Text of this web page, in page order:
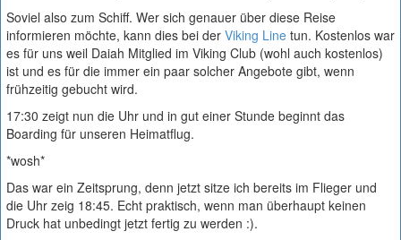
Soviel also zum Schiff. Wer sich genauer über diese Reise
informieren möchte, kann dies bei der Viking Line tun. Kostenlos war
es für uns weil Daiah Mitglied im Viking Club (wohl auch kostenlos)
ist und es für die immer ein paar solcher Angebote gibt, wenn
frühzeitig gebucht wird.
17:30 zeigt nun die Uhr und in gut einer Stunde beginnt das
Boarding für unseren Heimatflug.
*wosh*
Das war ein Zeitsprung, denn jetzt sitze ich bereits im Flieger und
die Uhr zeig 18:45. Echt praktisch, wenn man überhaupt keinen
Druck hat unbedingt jetzt fertig zu werden :).